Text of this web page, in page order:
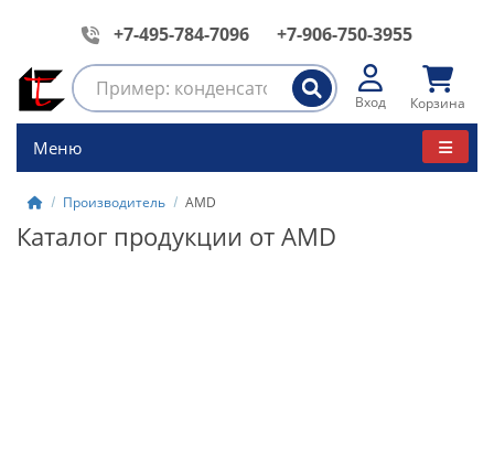
+7-495-784-7096 +7-906-750-3955
Вход Корзина
Меню
Производитель AMD
Каталог продукции от AMD